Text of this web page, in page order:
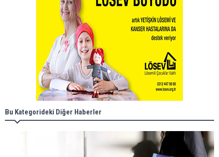
Bu Kategorideki Diğer Haberler